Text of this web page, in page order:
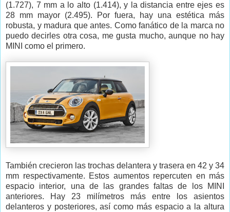
(1.727), 7 mm a lo alto (1.414), y la distancia entre ejes es
28 mm mayor (2.495). Por fuera, hay una estética más
robusta, y madura que antes. Como fanático de la marca no
puedo decirles otra cosa, me gusta mucho, aunque no hay
MINI como el primero.
También crecieron las trochas delantera y trasera en 42 y 34
mm respectivamente. Estos aumentos repercuten en más
espacio interior, una de las grandes faltas de los MINI
anteriores. Hay 23 milímetros más entre los asientos
delanteros y posteriores, así como más espacio a la altura